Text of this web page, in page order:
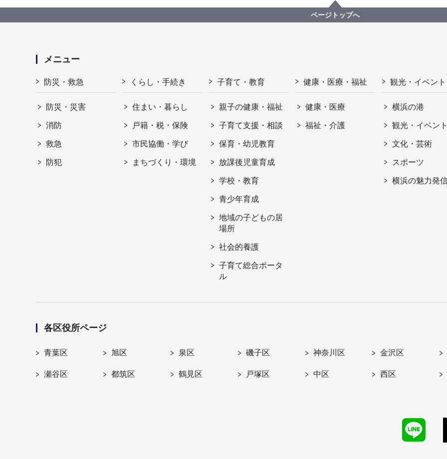
ページトップへ
メニュー
防災・救急
防災・災害
消防
救急
防犯
くらし・手続き
住まい・暮らし
戸籍・税・保険
市民協働・学び
まちづくり・環境
子育て・教育
親子の健康・福祉
子育て支援・相談
保育・幼児教育
放課後児童育成
学校・教育
青少年育成
地域の子どもの居
場所
社会的養護
子育て総合ポータ
ル
健康・医療・福祉
健康・医療
福祉・介護
観光・イベント
横浜の港
観光・イベン
文化・芸術
スポーツ
横浜の魅力発
各区役所ページ
青葉区 旭区 泉区 磯子区 神奈川区 金沢区
瀬谷区 都筑区 鶴見区 戸塚区 中区 西区